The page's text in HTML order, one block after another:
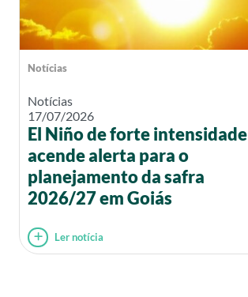
Notícias
Notícias
17/07/2026
El Niño de forte intensidade
acende alerta para o
planejamento da safra
2026/27 em Goiás
Ler notícia